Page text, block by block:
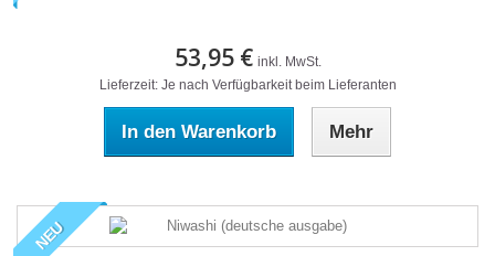
53,95 € inkl. MwSt.
Lieferzeit: Je nach Verfügbarkeit beim Lieferanten
In den Warenkorb Mehr
NEU